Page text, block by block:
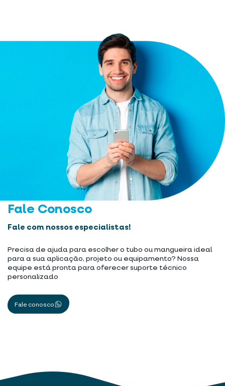
Fale Conosco
Fale com nossos especialistas!
Precisa de ajuda para escolher o tubo ou mangueira ideal
para a sua aplicação, projeto ou equipamento? Nossa
equipe está pronta para oferecer suporte técnico
personalizado
Fale conosco